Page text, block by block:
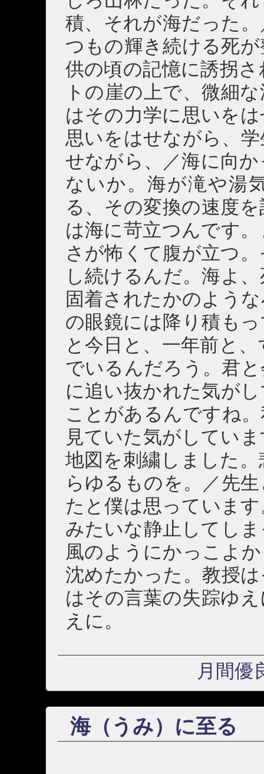
積、それが海だった
つもの輝き続ける死
供の頃の記憶に誘拐
トの崖の上で、微細
はその力学に思いを
思いをはせながら、
せながら、／海に向
ないか。海が滝や湯
る、その変換の速度
は海に苛立つんです
さが怖くて腹が立つ
し続けるんだ。海よ
固着されたかのよう
の眼鏡には降り積も
と今日と、一年前と
でいるんだろう。君
に追い抜かれた気が
ことがあるんですね
見ていた気がしてい
地図を刺繍しました
らゆるものを。／先
たと僕は思っていま
みたいな静止してし
風のようにかっこよ
沈めたかった。教授
はその言葉の失踪ゆ
えに。
月間優
海（うみ）に至る